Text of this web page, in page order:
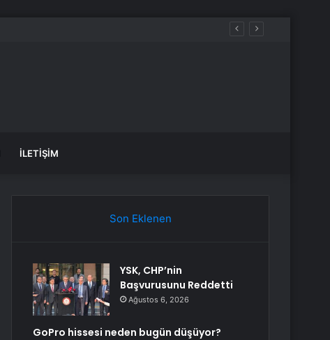
İLETIŞIM
Son Eklenen
YSK, CHP’nin
Başvurusunu Reddetti
Ağustos 6, 2026
GoPro hissesi neden bugün düşüyor?